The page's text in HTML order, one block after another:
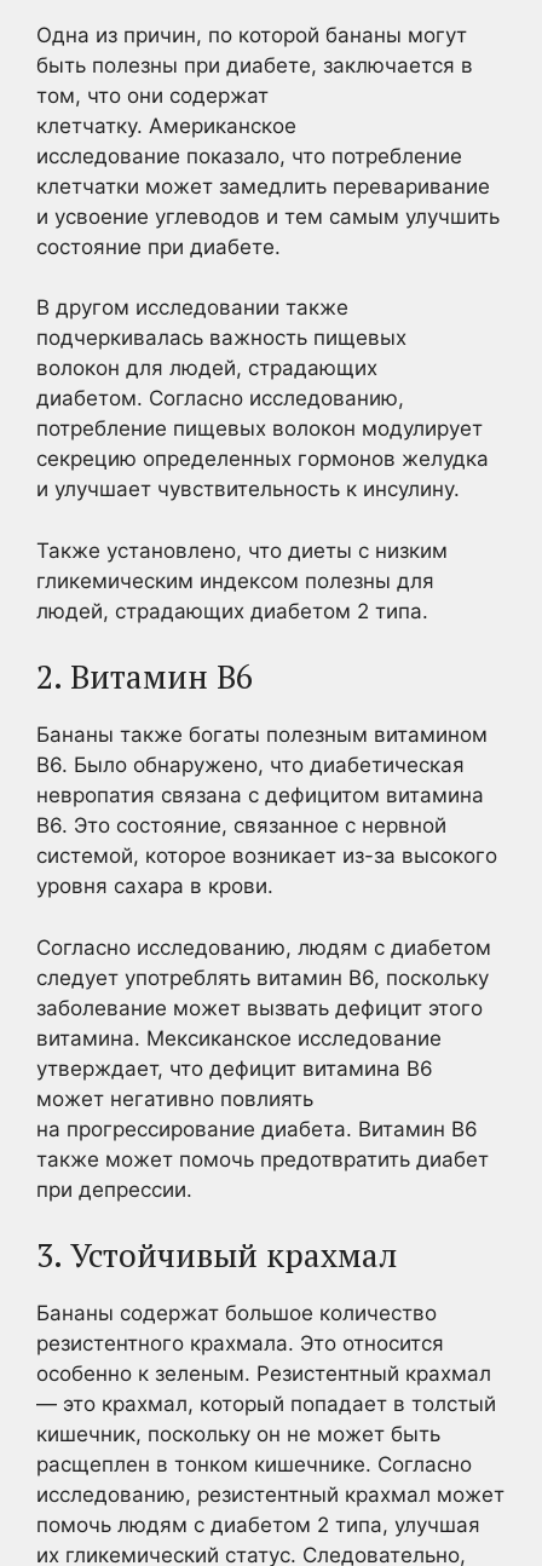
Одна из причин, по которой бананы могут
быть полезны при диабете, заключается в
том, что они содержат
клетчатку. Американское
исследование показало, что потребление
клетчатки может замедлить переваривание
и усвоение углеводов и тем самым улучшить
состояние при диабете.
В другом исследовании также
подчеркивалась важность пищевых
волокон для людей, страдающих
диабетом. Согласно исследованию,
потребление пищевых волокон модулирует
секрецию определенных гормонов желудка
и улучшает чувствительность к инсулину.
Также установлено, что диеты с низким
гликемическим индексом полезны для
людей, страдающих диабетом 2 типа.
2. Витамин В6
Бананы также богаты полезным витамином
В6. Было обнаружено, что диабетическая
невропатия связана с дефицитом витамина
В6. Это состояние, связанное с нервной
системой, которое возникает из-за высокого
уровня сахара в крови.
Согласно исследованию, людям с диабетом
следует употреблять витамин В6, поскольку
заболевание может вызвать дефицит этого
витамина. Мексиканское исследование
утверждает, что дефицит витамина В6
может негативно повлиять
на прогрессирование диабета. Витамин В6
также может помочь предотвратить диабет
при депрессии.
3. Устойчивый крахмал
Бананы содержат большое количество
резистентного крахмала. Это относится
особенно к зеленым. Резистентный крахмал
— это крахмал, который попадает в толстый
кишечник, поскольку он не может быть
расщеплен в тонком кишечнике. Согласно
исследованию, резистентный крахмал может
помочь людям с диабетом 2 типа, улучшая
их гликемический статус. Следовательно,